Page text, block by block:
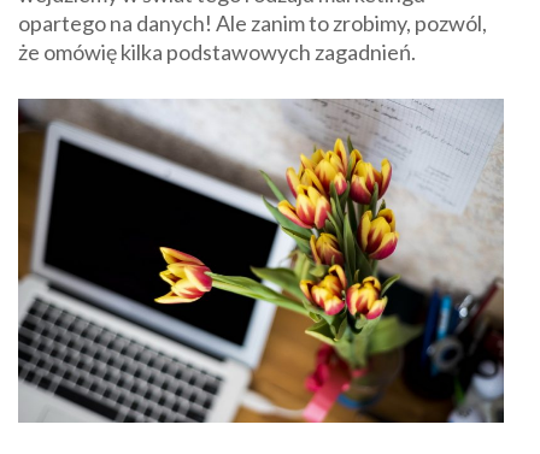
opartego na danych! Ale zanim to zrobimy, pozwól,
że omówię kilka podstawowych zagadnień.